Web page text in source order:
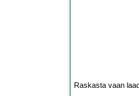
Raskasta vaan